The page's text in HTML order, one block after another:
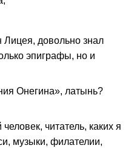
довольно знал
эпиграфы, но и
Онегина», латынь?
читатель, каких я
музыки, филателии,